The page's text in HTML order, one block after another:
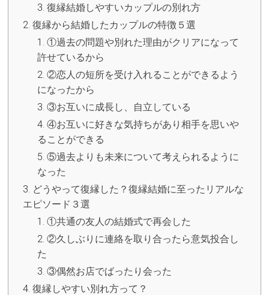
復縁結婚しやすいカップルの別れ方
復縁から結婚したカップルの特徴５選
①過去の問題や別れた理由がクリアになって
許せているから
②恋人の短所を受け入れることができるよう
になったから
③お互いに成長し、自立している
④お互いに好きな気持ちがあり相手を思いや
ることができる
⑤過去よりも未来について考えられるように
なった
どうやって復縁した？復縁結婚に至ったリアルな
エピソード３選
①共通の友人の結婚式で再会した
②久しぶりに連絡を取り合ったら意気投合し
た
③偶然お店でばったり会った
復縁しやすい別れ方って？